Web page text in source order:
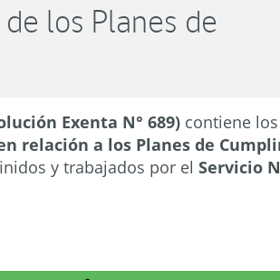
los Planes de
Exenta N° 689) contiene
relación a los Planes de
y trabajados por elServicio